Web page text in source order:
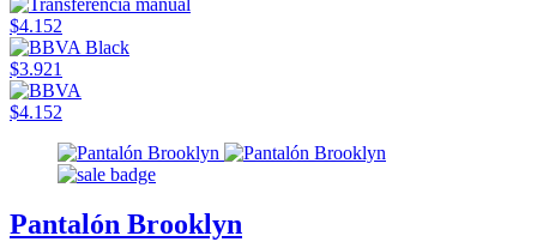
$4.152
$3.921
$4.152
Pantalón Brooklyn